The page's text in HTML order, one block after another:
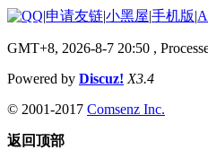
|申请友链|小黑屋|手机版|
GMT+8, 2026-8-7 20:50 ,
Powered by Discuz! X3.4
© 2001-2017 Comsenz Inc.
返回顶部